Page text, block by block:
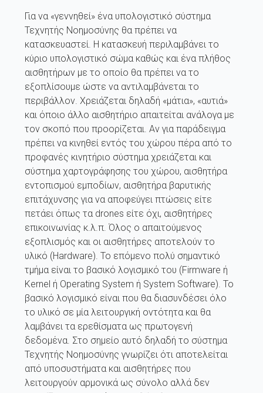
Για να «γεννηθεί» ένα υπολογιστικό σύστημα
Τεχνητής Νοημοσύνης θα πρέπει να
κατασκευαστεί. Η κατασκευή περιλαμβάνει το
κύριο υπολογιστικό σώμα καθώς και ένα πλήθος
αισθητήρων με το οποίο θα πρέπει να το
εξοπλίσουμε ώστε να αντιλαμβάνεται το
περιβάλλον. Χρειάζεται δηλαδή «μάτια», «αυτιά»
και όποιο άλλο αισθητήριο απαιτείται ανάλογα με
τον σκοπό που προορίζεται. Αν για παράδειγμα
πρέπει να κινηθεί εντός του χώρου πέρα από το
προφανές κινητήριο σύστημα χρειάζεται και
σύστημα χαρτογράφησης του χώρου, αισθητήρα
εντοπισμού εμποδίων, αισθητήρα βαρυτικής
επιτάχυνσης για να αποφεύγει πτώσεις είτε
πετάει όπως τα drones είτε όχι, αισθητήρες
επικοινωνίας κ.λ.π. Όλος ο απαιτούμενος
εξοπλισμός και οι αισθητήρες αποτελούν το
υλικό (Hardware). Το επόμενο πολύ σημαντικό
τμήμα είναι το βασικό λογισμικό του (Firmware ή
Kernel ή Operating System ή System Software). Το
βασικό λογισμικό είναι που θα διασυνδέσει όλο
το υλικό σε μία λειτουργική οντότητα και θα
λαμβάνει τα ερεθίσματα ως πρωτογενή
δεδομένα. Στο σημείο αυτό δηλαδή το σύστημα
Τεχνητής Νοημοσύνης γνωρίζει ότι αποτελείται
από υποσυστήματα και αισθητήρες που
λειτουργούν αρμονικά ως σύνολο αλλά δεν